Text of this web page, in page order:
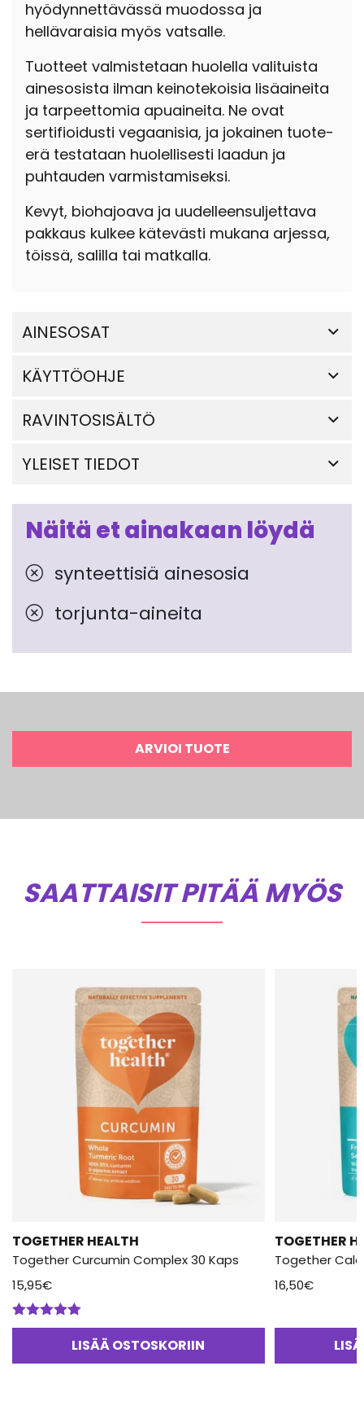
hyödynnettävässä muodossa ja
hellävaraisia myös vatsalle.
Tuotteet valmistetaan huolella valituista
ainesosista ilman keinotekoisia lisäaineita
ja tarpeettomia apuaineita. Ne ovat
sertifioidusti vegaanisia, ja jokainen tuote-
erä testataan huolellisesti laadun ja
puhtauden varmistamiseksi.
Kevyt, biohajoava ja uudelleensuljettava
pakkaus kulkee kätevästi mukana arjessa,
töissä, salilla tai matkalla.
AINESOSAT
KÄYTTÖOHJE
RAVINTOSISÄLTÖ
YLEISET TIEDOT
Näitä et ainakaan löydä
synteettisiä ainesosia
torjunta-aineita
ARVIOI TUOTE
SAATTAISIT PITÄÄ MYÖS
TOGETHER HEALTH
Together Curcumin Complex 30 Kaps
15,95€
Arvostelu
LISÄÄ OSTOSKORIIN
TOGETHER
16,50€